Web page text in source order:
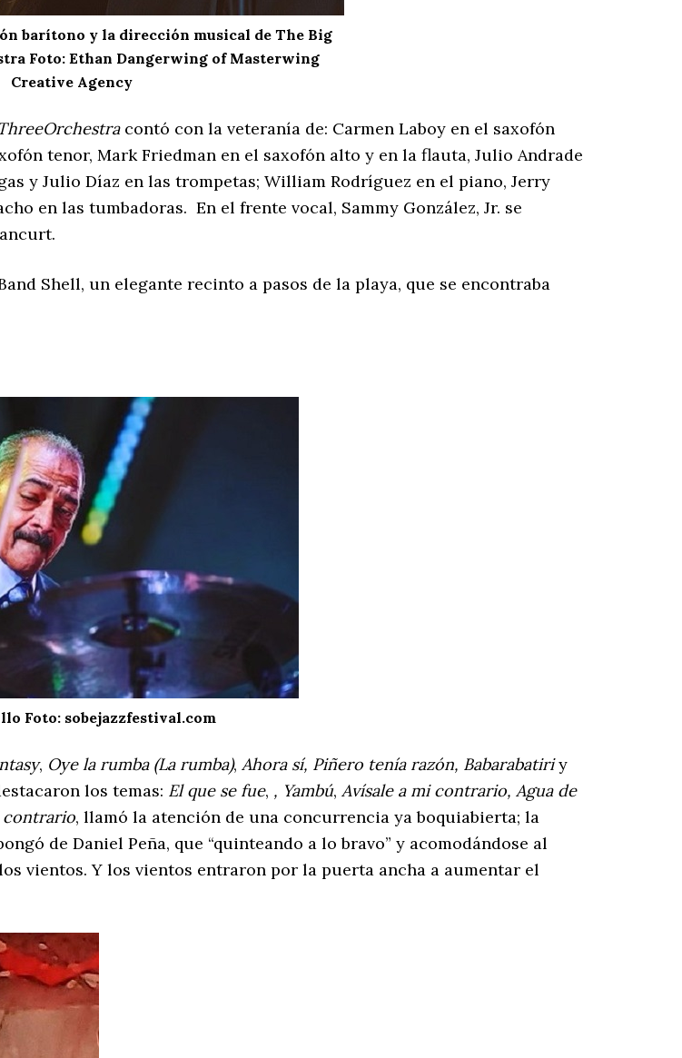
barítono y la dirección musical de The Big
Foto: Ethan Dangerwing of Masterwing
Creative Agency
contó con la veteranía de: Carmen Laboy en el saxofón
tenor, Mark Friedman en el saxofón alto y en la flauta, Julio Andrade
y Julio Díaz en las trompetas; William Rodríguez en el piano, Jerry
en las tumbadoras. En el frente vocal, Sammy González, Jr. se
Shell, un elegante recinto a pasos de la playa, que se encontraba
Foto: sobejazzfestival.com
, Oye la rumba (La rumba), Ahora sí, Piñero tenía razón, Babarabatiriy
los temas: El que se fue, , Yambú, Avísale a mi contrario, Agua de
contrario, llamó la atención de una concurrencia ya boquiabierta; la
de Daniel Peña, que “quinteando a lo bravo” y acomodándose al
vientos. Y los vientos entraron por la puerta ancha a aumentar el